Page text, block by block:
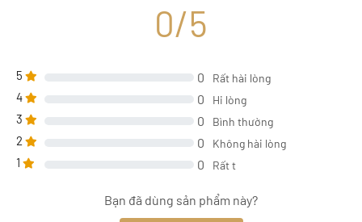
0/5
5 0 Rất hài lòng
4 0 Hi lòng
3 0 Bình thường
2 0 Không hài lòng
1 0 Rất t
Bạn đã dùng sản phẩm này?